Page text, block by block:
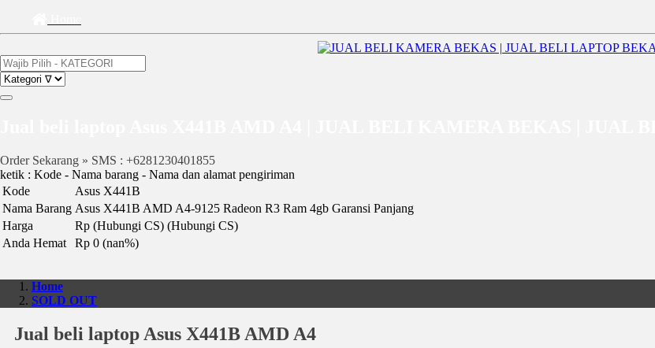
Order Sekarang » SMS : +6281230401855
ketik : Kode - Nama barang - Nama dan alamat pengiriman
Kode
Asus X441B
Nama Barang Asus X441B AMD A4-9125 Radeon R3 Ram 4gb Garansi Panjang
Harga
Rp (Hubungi CS) (Hubungi CS)
Anda Hemat
Rp 0 (nan%)
Home
SOLD OUT
Jual beli laptop Asus X441B AMD A4